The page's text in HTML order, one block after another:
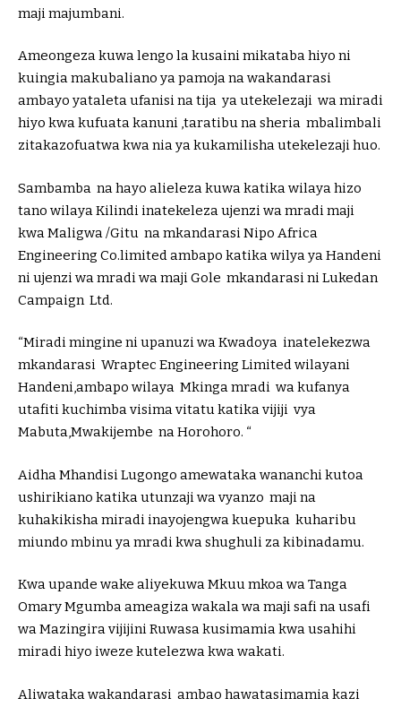
maji majumbani.
Ameongeza kuwa lengo la kusaini mikataba hiyo ni
kuingia makubaliano ya pamoja na wakandarasi
ambayo yataleta ufanisi na tija ya utekelezaji wa miradi
hiyo kwa kufuata kanuni ,taratibu na sheria mbalimbali
zitakazofuatwa kwa nia ya kukamilisha utekelezaji huo.
Sambamba na hayo alieleza kuwa katika wilaya hizo
tano wilaya Kilindi inatekeleza ujenzi wa mradi maji
kwa Maligwa /Gitu na mkandarasi Nipo Africa
Engineering Co.limited ambapo katika wilya ya Handeni
ni ujenzi wa mradi wa maji Gole mkandarasi ni Lukedan
Campaign Ltd.
“Miradi mingine ni upanuzi wa Kwadoya inatelekezwa
mkandarasi Wraptec Engineering Limited wilayani
Handeni,ambapo wilaya Mkinga mradi wa kufanya
utafiti kuchimba visima vitatu katika vijiji vya
Mabuta,Mwakijembe na Horohoro. “
Aidha Mhandisi Lugongo amewataka wananchi kutoa
ushirikiano katika utunzaji wa vyanzo maji na
kuhakikisha miradi inayojengwa kuepuka kuharibu
miundo mbinu ya mradi kwa shughuli za kibinadamu.
Kwa upande wake aliyekuwa Mkuu mkoa wa Tanga
Omary Mgumba ameagiza wakala wa maji safi na usafi
wa Mazingira vijijini Ruwasa kusimamia kwa usahihi
miradi hiyo iweze kutelezwa kwa wakati.
Aliwataka wakandarasi ambao hawatasimamia kazi